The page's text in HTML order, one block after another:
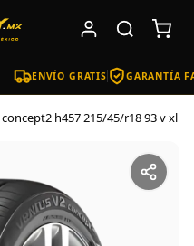
ENVÍO GRATIS GARANTÍA
h457 215/45/r18 93 v xl